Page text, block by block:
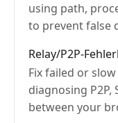
using path,
to prevent false
Relay/P2P-
Fix failed or
diagnosing P2P,
between your